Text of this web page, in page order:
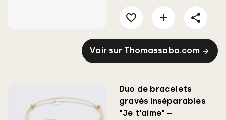
Voir sur Thomassabo.com
Duo de bracelets
gravés inséparables
"Je t'aime" –